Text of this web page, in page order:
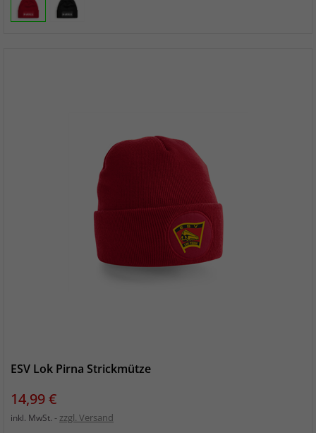
ESV Lok Pirna Strickmütze
Preis
14,99 €
inkl. MwSt. zzgl. Versand